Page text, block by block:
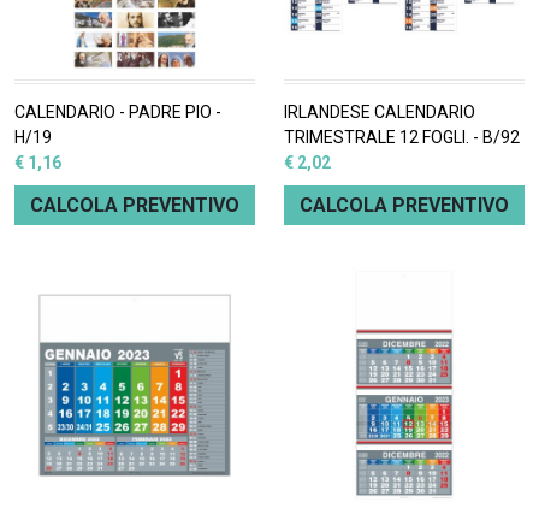
CALENDARIO - PADRE PIO -
H/19
€ 1,16
CALCOLA PREVENTIVO
IRLANDESE CALENDARIO
TRIMESTRALE 12 FOGLI. - B/92
€ 2,02
CALCOLA PREVENTIVO